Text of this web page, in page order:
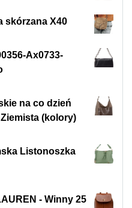
skórzana X40
Ax0733-
na co dzień
(kolory)
Listonoszka
- Winny 25